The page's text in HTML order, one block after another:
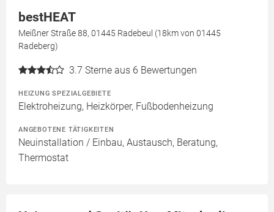
bestHEAT
Meißner Straße 88, 01445 Radebeul (18km von 01445
Radeberg)
3.7 Sterne aus 6 Bewertungen
HEIZUNG SPEZIALGEBIETE
Elektroheizung, Heizkörper, Fußbodenheizung
ANGEBOTENE TÄTIGKEITEN
Neuinstallation / Einbau, Austausch, Beratung,
Thermostat